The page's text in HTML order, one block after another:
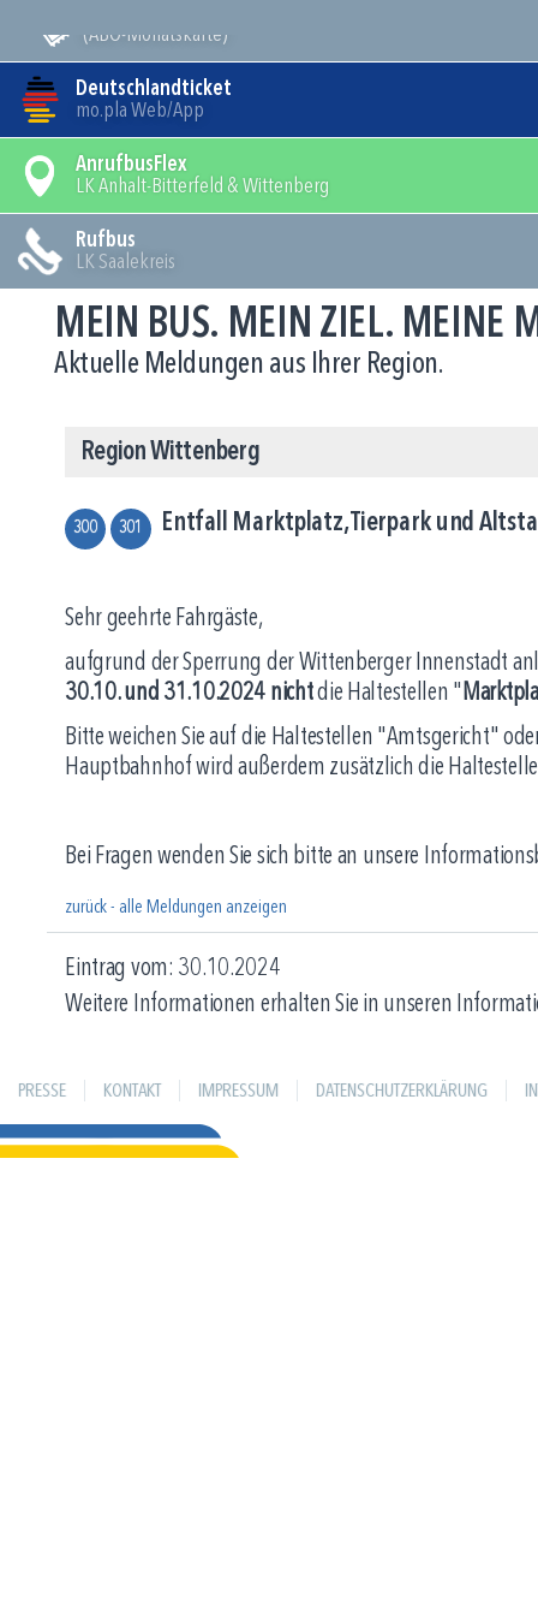
(ABO-Monatskarte)
Deutschlandticket
mo.pla Web/App
AnrufbusFlex
LK Anhalt-Bitterfeld & Wittenberg
Rufbus
LK Saalekreis
MEIN BUS. MEIN ZIEL. MEINE
Aktuelle Meldungen aus Ihrer Region.
Region Wittenberg
300 301 Entfall Marktplatz, Tierpark und
Sehr geehrte Fahrgäste,
aufgrund der Sperrung der Wittenberger Innenstadt
30.10. und 31.10.2024 nichtdie Haltestellen "
Bitte weichen Sie auf die Haltestellen "Amtsgericht"
Hauptbahnhof wird außerdem zusätzlich die
Bei Fragen wenden Sie sich bitte an unsere
zurück - alle Meldungen anzeigen
Eintrag vom: 30.10.2024
Weitere Informationen erhalten Sie in unseren
PRESSE KONTAKT IMPRESSUM DATENSCHUTZERKLÄRUNG